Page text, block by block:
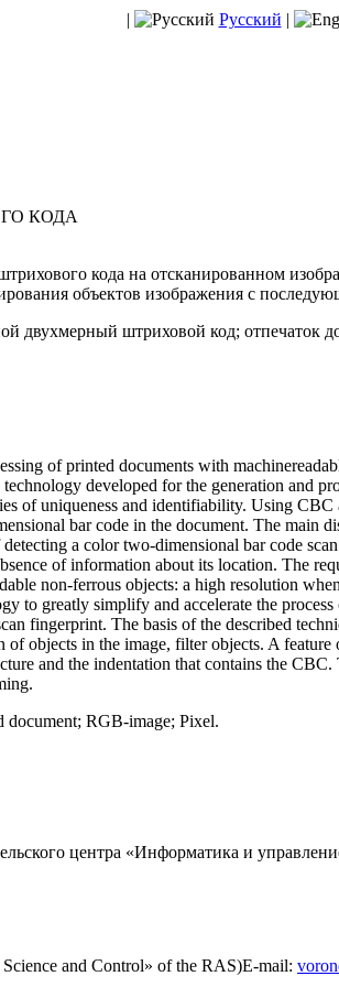
| Русский |
КОДА
кода на отсканированном
объектов изображения с
двухмерный штриховой код; отпечаток
of printed documents with
developed for the generation and
of uniqueness and identifiability. Using
bar code in the document. The main
a color two-dimensional bar code
of information about its location. The
non-ferrous objects: a high resolution
to greatly simplify and accelerate the
fingerprint. The basis of the described
objects in the image, filter objects. A
and the indentation that contains the
document; RGB-image; Pixel.
центра «Информатика и
and Control» of the RAS)E-mail: